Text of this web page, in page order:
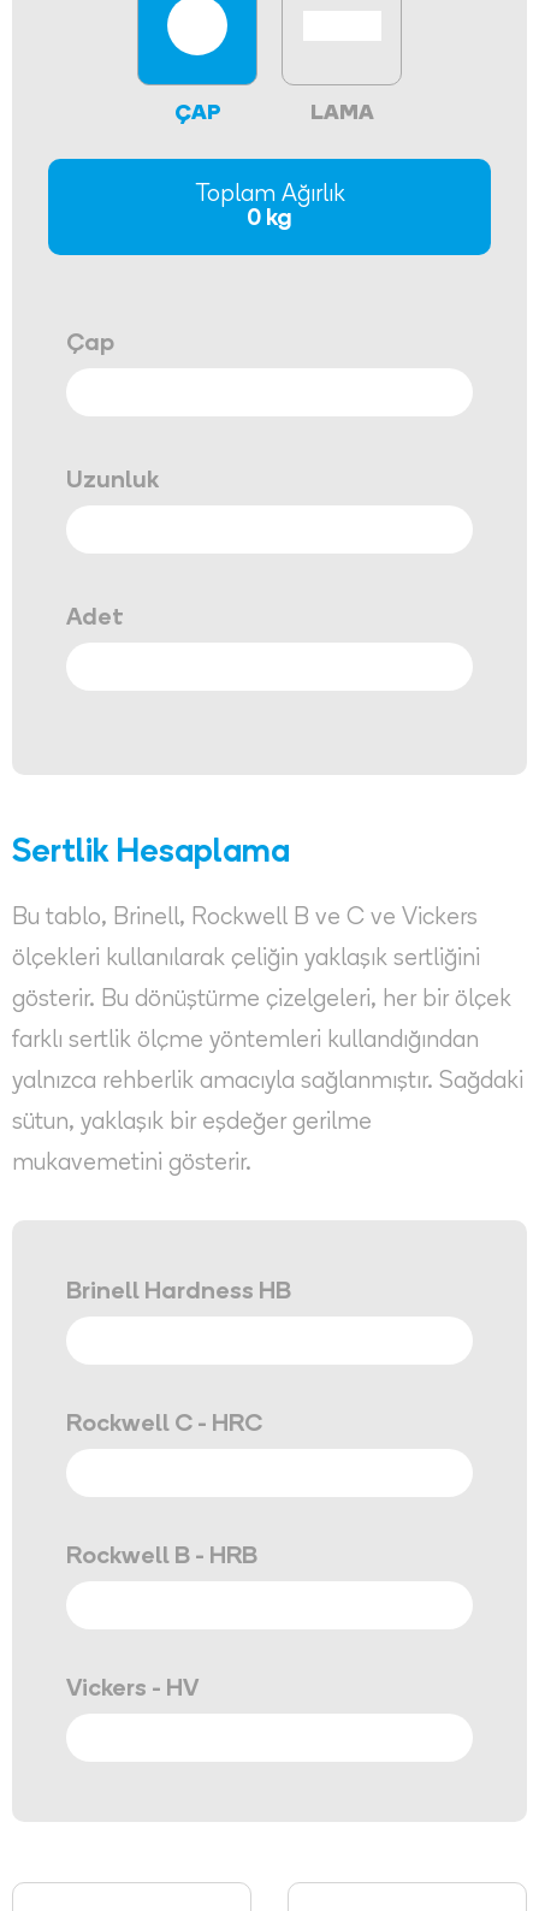
ÇAP LAMA
Çap
Uzunluk
Adet
Toplam Ağırlık
0 kg
Sertlik Hesaplama
Bu tablo, Brinell, Rockwell B ve C ve Vickers
ölçekleri kullanılarak çeliğin yaklaşık sertliğini
gösterir. Bu dönüştürme çizelgeleri, her bir ölçek
farklı sertlik ölçme yöntemleri kullandığından
yalnızca rehberlik amacıyla sağlanmıştır. Sağdaki
sütun, yaklaşık bir eşdeğer gerilme
mukavemetini gösterir.
Brinell Hardness HB
Rockwell C - HRC
Rockwell B - HRB
Vickers - HV